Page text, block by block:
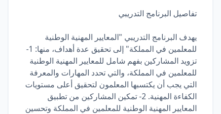
تفاصيل البرنامج التدريبي
يهدف البرنامج التدريبي "المعايير المهنية الوطنية
للمعلمين في المملكة" إلى تحقيق عدة أهداف، منها: 1-
تزويد المشاركين بفهم شامل للمعايير المهنية الوطنية
للمعلمين في المملكة، والتي تحدد المهارات والمعرفة
التي يجب أن يكتسبها المعلمون لتحقيق أعلى مستويات
الكفاءة المهنية. 2- تمكين المشاركين من تطبيق
المعايير المهنية الوطنية للمعلمين في المملكة وتحسين